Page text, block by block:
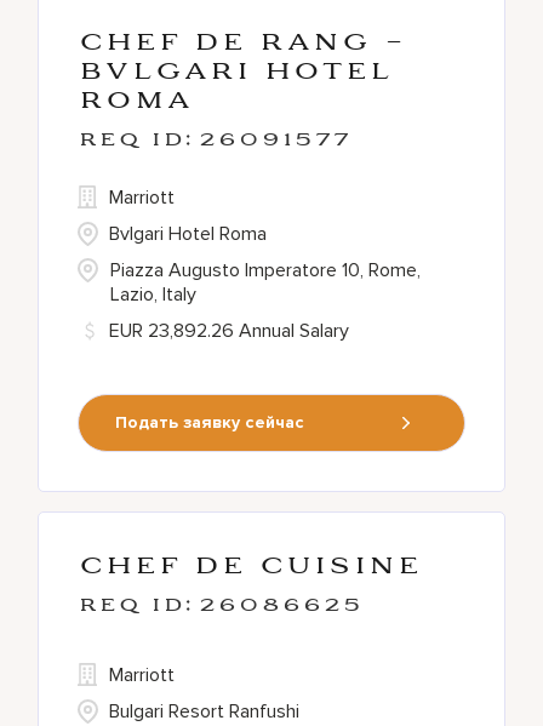
Chef De Rang -
Bvlgari Hotel
Roma
26091577
Piazza Augusto Imperatore 10, Rome,
Lazio, Italy
Marriott
Bvlgari Hotel Roma
EUR 23,892.26 Annual Salary
Подать заявку сейчас
Chef de Cuisine
26086625
Marriott
Bulgari Resort Ranfushi